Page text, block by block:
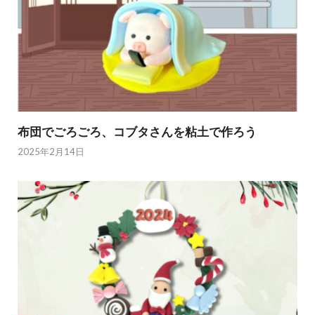
布団でごろごろ、コブタさんを粘土で作ろう
2025年2月14日